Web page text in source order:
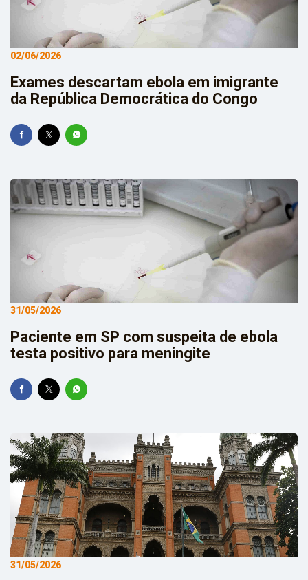
02/06/2026
Exames descartam ebola em imigrante
da República Democrática do Congo
31/05/2026
Paciente em SP com suspeita de ebola
testa positivo para meningite
31/05/2026